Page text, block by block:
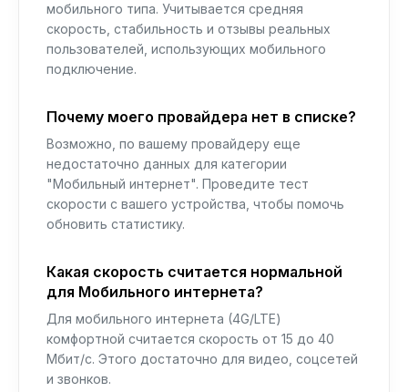
мобильного типа. Учитывается средняя
скорость, стабильность и отзывы реальных
пользователей, использующих мобильного
подключение.
Почему моего провайдера нет в списке?
Возможно, по вашему провайдеру еще
недостаточно данных для категории
"Мобильный интернет". Проведите тест
скорости с вашего устройства, чтобы помочь
обновить статистику.
Какая скорость считается нормальной
для Мобильного интернета?
Для мобильного интернета (4G/LTE)
комфортной считается скорость от 15 до 40
Мбит/с. Этого достаточно для видео, соцсетей
и звонков.